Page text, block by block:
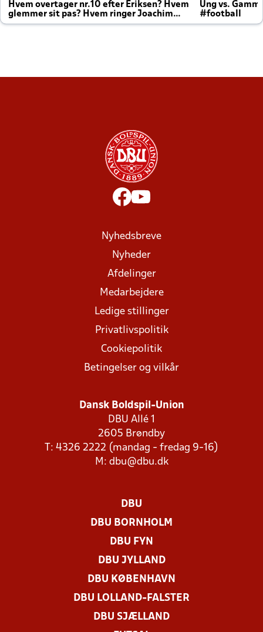
Hvem overtager nr.10 efter Eriksen? Hvem
glemmer sit pas? Hvem ringer Joachim
altid til efter kampe?
Ung vs.
#football
Nyhedsbreve
Nyheder
Afdelinger
Medarbejdere
Ledige stillinger
Privatlivspolitik
Cookiepolitik
Betingelser og vilkår
Dansk Boldspil-Union
DBU Allé 1
2605 Brøndby
T: 4326 2222 (mandag - fredag 9-16)
M: dbu@dbu.dk
DBU
DBU BORNHOLM
DBU FYN
DBU JYLLAND
DBU KØBENHAVN
DBU LOLLAND-FALSTER
DBU SJÆLLAND